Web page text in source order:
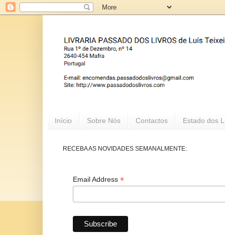
Início Sobre Nós Contactos Estado dos
RECEBA AS NOVIDADES SEMANALMENTE:
Email Address *